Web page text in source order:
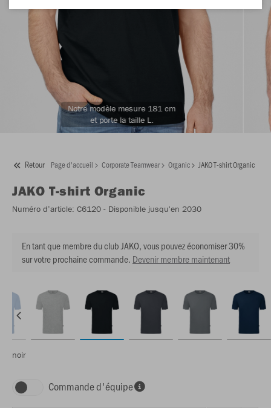
Notre modèle mesure 181 cm
et porte la taille L.
Retour Page d'accueil Corporate Teamwear Organic JAKO T-shirt Organic
JAKO T-shirt Organic
Numéro d’article: C6120 - Disponible jusqu'en 2030
En tant que membre du club JAKO, vous pouvez économiser 30%
sur votre prochaine commande. Devenir membre maintenant
noir
Commande d'équipe